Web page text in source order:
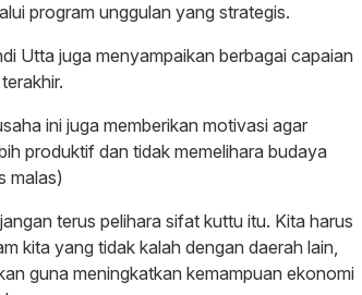
program unggulan yang strategis.
Utta juga menyampaikan berbagai capaian
ini juga memberikan motivasi agar
produktif dan tidak memelihara budaya
malas)
terus pelihara sifat kuttu itu. Kita harus
kita yang tidak kalah dengan daerah lain,
guna meningkatkan kemampuan ekonomi